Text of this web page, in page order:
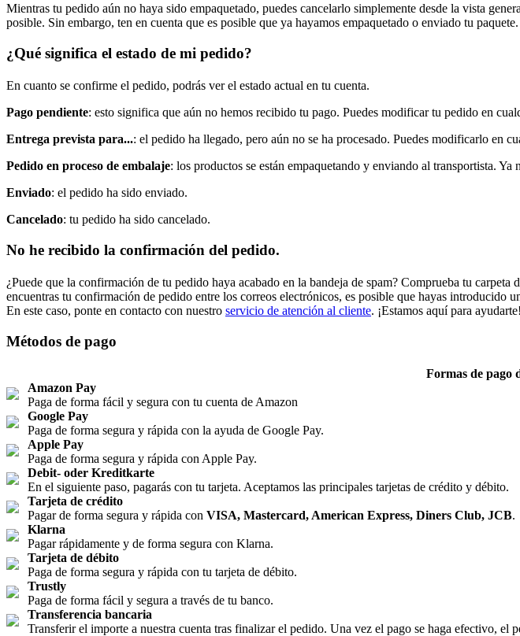
Mientras tu pedido aún no haya sido empaquetado, puedes cancelarlo simplemente desde la vista
posible. Sin embargo, ten en cuenta que es posible que ya hayamos empaquetado o enviado tu
¿Qué significa el estado de mi pedido?
En cuanto se confirme el pedido, podrás ver el estado actual en tu cuenta.
Pago pendiente: esto significa que aún no hemos recibido tu pago. Puedes modificar tu pedido en
Entrega prevista para...: el pedido ha llegado, pero aún no se ha procesado. Puedes modificarlo en
Pedido en proceso de embalaje: los productos se están empaquetando y enviando al transportista. Ya
Enviado: el pedido ha sido enviado.
Cancelado: tu pedido ha sido cancelado.
No he recibido la confirmación del pedido.
¿Puede que la confirmación de tu pedido haya acabado en la bandeja de spam? Comprueba tu
encuentras tu confirmación de pedido entre los correos electrónicos, es posible que hayas
En este caso, ponte en contacto con nuestro servicio de atención al cliente. ¡Estamos aquí para
Métodos de pago
Formas de pago
Amazon Pay
Paga de forma fácil y segura con tu cuenta de Amazon
Google Pay
Paga de forma segura y rápida con la ayuda de Google Pay.
Apple Pay
Paga de forma segura y rápida con Apple Pay.
Debit- oder Kreditkarte
En el siguiente paso, pagarás con tu tarjeta. Aceptamos las principales tarjetas de crédito y débito.
Tarjeta de crédito
Pagar de forma segura y rápida con VISA, Mastercard, American Express, Diners Club, JCB.
Klarna
Pagar rápidamente y de forma segura con Klarna.
Tarjeta de débito
Paga de forma segura y rápida con tu tarjeta de débito.
Trustly
Paga de forma fácil y segura a través de tu banco.
Transferencia bancaria
Transferir el importe a nuestra cuenta tras finalizar el pedido. Una vez el pago se haga efectivo, el